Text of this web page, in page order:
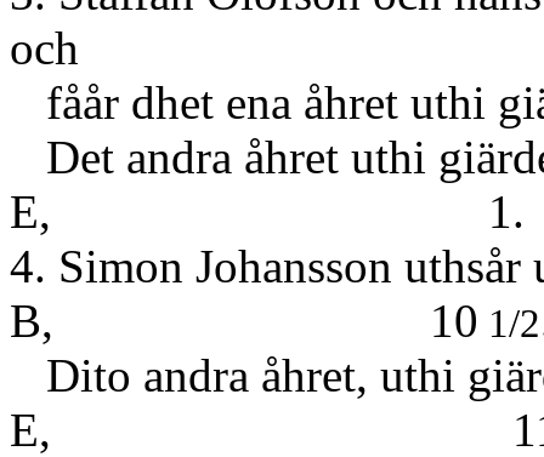
och
fåår dhet ena åhret uthi
Det andra åhret uthi
E, 1.
4. Simon Johansson
B, 10 1/2
Dito andra åhret, uthi
E,